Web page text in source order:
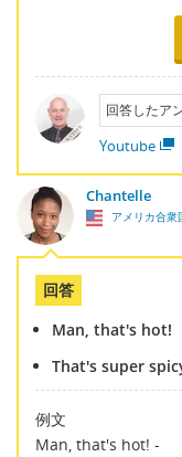
回答したア
Youtube
Chantelle
アメリカ合衆
回答
Man, that's hot!
That's super
例文
Man, that's hot! -